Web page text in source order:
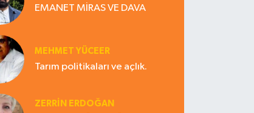
EMANET MİRAS VE DAVA
MEHMET YÜCEER
Tarım politikaları ve açlık.
ZERRIN ERDOĞAN